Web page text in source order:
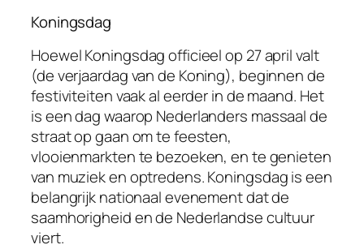
Koningsdag
Hoewel Koningsdag officieel op 27 april valt
(de verjaardag van de Koning), beginnen de
festiviteiten vaak al eerder in de maand. Het
is een dag waarop Nederlanders massaal de
straat op gaan om te feesten,
vlooienmarkten te bezoeken, en te genieten
van muziek en optredens. Koningsdag is een
belangrijk nationaal evenement dat de
saamhorigheid en de Nederlandse cultuur
viert.